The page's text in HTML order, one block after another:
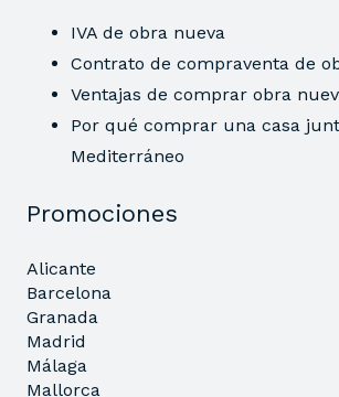
IVA de obra nueva
Contrato de compraventa de
Ventajas de comprar obra
Por qué comprar una casa
Mediterráneo
Promociones
Alicante
Barcelona
Granada
Madrid
Málaga
Mallorca